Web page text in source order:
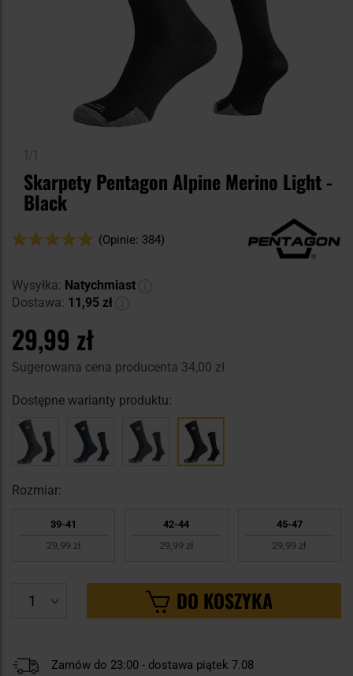
Skarpety Pentagon Alpine Merino Light -
Black
Ocena:
(Opinie: 384)
Wysyłka: Natychmiast
Dostawa: 11,95 zł
29,99 zł
Sugerowana cena producenta 34,00 zł
Dostępne warianty produktu:
Rozmiar:
39-41
29,99 zł
42-44
29,99 zł
45-47
29,99 zł
DO KOSZYKA
Zamów do 23:00 - dostawa piątek 7.08